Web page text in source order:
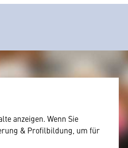
anzeigen. Wenn Sie
& Profilbildung, um für